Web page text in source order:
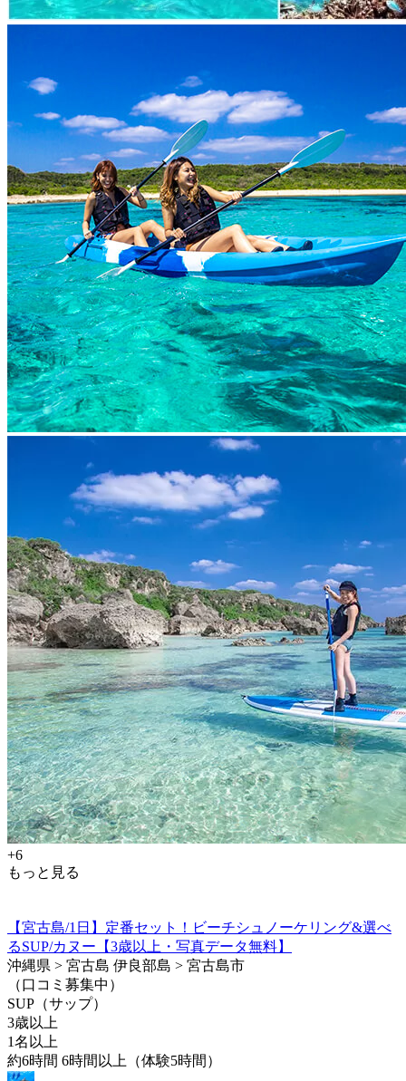
+6
もっと見る
【宮古島/1日】定番セット！ビーチシュノーケリング&選べ
るSUP/カヌー【3歳以上・写真データ無料】
沖縄県 > 宮古島 伊良部島 > 宮古島市
（口コミ募集中）
SUP（サップ）
3歳以上
1名以上
約6時間 6時間以上（体験5時間）